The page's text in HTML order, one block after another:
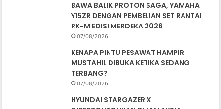
BAWA BALIK PROTON SAGA, YAMAHA
Y15ZR DENGAN PEMBELIAN SET RANTAI
RK-M EDISI MERDEKA 2026
07/08/2026
KENAPA PINTU PESAWAT HAMPIR
MUSTAHIL DIBUKA KETIKA SEDANG
TERBANG?
07/08/2026
HYUNDAI STARGAZER X